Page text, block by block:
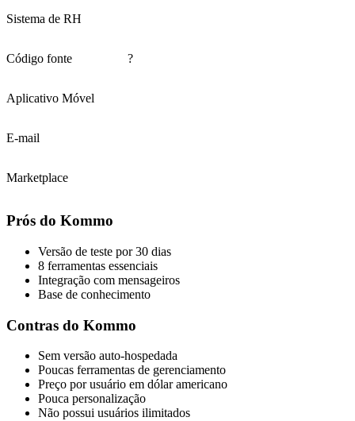
Sistema de RH
Código fonte ?
Aplicativo Móvel
E-mail
Marketplace
Prós do Kommo
Versão de teste por 30 dias
8 ferramentas essenciais
Integração com mensageiros
Base de conhecimento
Contras do Kommo
Sem versão auto-hospedada
Poucas ferramentas de gerenciamento
Preço por usuário em dólar americano
Pouca personalização
Não possui usuários ilimitados